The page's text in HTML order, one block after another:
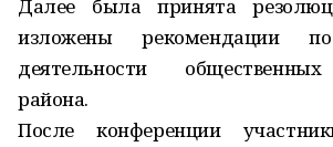
Далее была принята
изложены рекомендации
деятельности
района.
После конференции